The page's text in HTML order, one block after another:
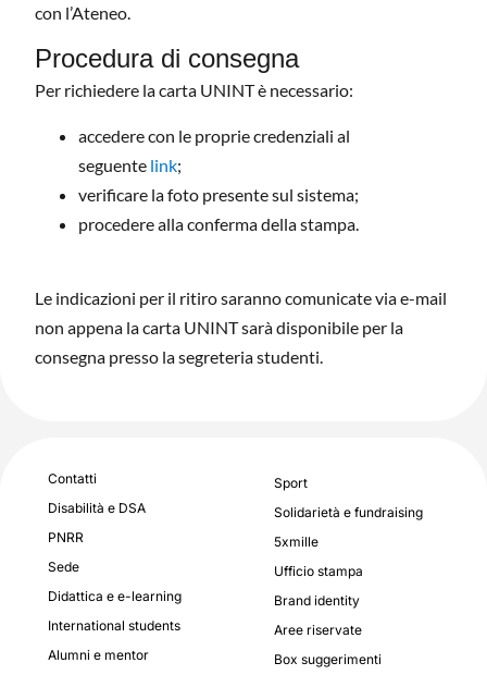
con l’Ateneo.
Procedura di consegna
Per richiedere la carta UNINT è necessario:
accedere con le proprie credenziali al
seguente link;
verificare la foto presente sul sistema;
procedere alla conferma della stampa.
Le indicazioni per il ritiro saranno comunicate via e-mail
non appena la carta UNINT sarà disponibile per la
consegna presso la segreteria studenti.
Contatti
Disabilità e DSA
PNRR
Sede
Didattica e e-learning
International students
Alumni e mentor
Sport
Solidarietà e fundraising
5xmille
Ufficio stampa
Brand identity
Aree riservate
Box suggerimenti